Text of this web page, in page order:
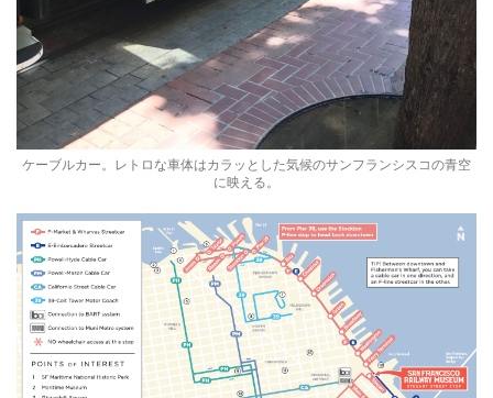
ケーブルカー。レトロな車体はカラッとした気候のサンフランシスコの青空
に映える。